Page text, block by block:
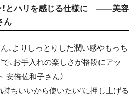
！とハリを感じる仕様に ——美容
ん
、よりしっとりした潤い感やもっち
、お手入れの楽しさが格段にアッ
安倍佐和子さん）
持ちいいから使いたい”に押し上げる